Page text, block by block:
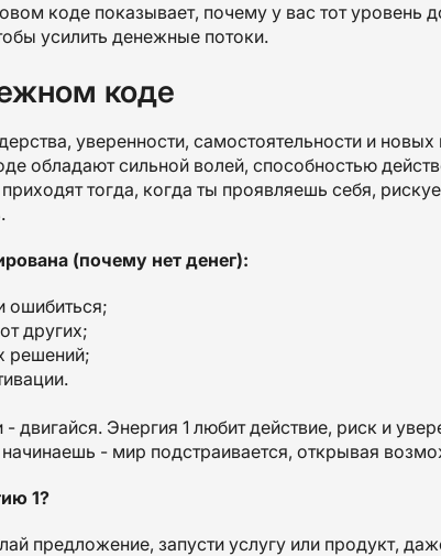
коде показывает, почему у вас тот уровень
усилить денежные потоки.
коде
уверенности, самостоятельности и
обладают сильной волей, способностью
тогда, когда ты проявляешь себя,
(почему нет денег):
ошибиться;
других;
решений;
двигайся. Энергия 1 любит действие, риск и
- мир подстраивается, открывая
1?
предложение, запусти услугу или продукт,